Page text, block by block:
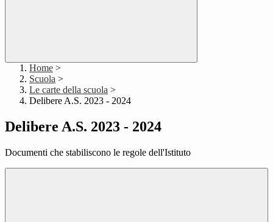
Home >
Scuola >
Le carte della scuola >
Delibere A.S. 2023 - 2024
Delibere A.S. 2023 - 2024
Documenti che stabiliscono le regole dell'Istituto